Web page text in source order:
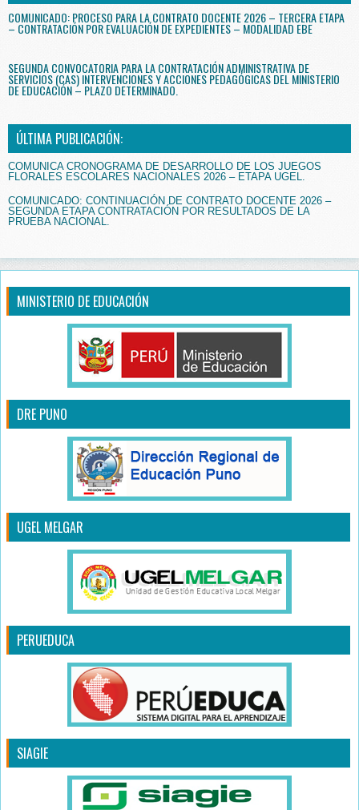
COMUNICADO: PROCESO PARA LA CONTRATO DOCENTE 2026 – TERCERA ETAPA
– CONTRATACIÓN POR EVALUACIÓN DE EXPEDIENTES – MODALIDAD EBE
SEGUNDA CONVOCATORIA PARA LA CONTRATACIÓN ADMINISTRATIVA DE
SERVICIOS (CAS) INTERVENCIONES Y ACCIONES PEDAGÓGICAS DEL MINISTERIO
DE EDUCACIÓN – PLAZO DETERMINADO.
ÚLTIMA PUBLICACIÓN:
COMUNICA CRONOGRAMA DE DESARROLLO DE LOS JUEGOS
FLORALES ESCOLARES NACIONALES 2026 – ETAPA UGEL.
COMUNICADO: CONTINUACIÓN DE CONTRATO DOCENTE 2026 –
SEGUNDA ETAPA CONTRATACIÓN POR RESULTADOS DE LA
PRUEBA NACIONAL.
MINISTERIO DE EDUCACIÓN
DRE PUNO
UGEL MELGAR
PERUEDUCA
SIAGIE